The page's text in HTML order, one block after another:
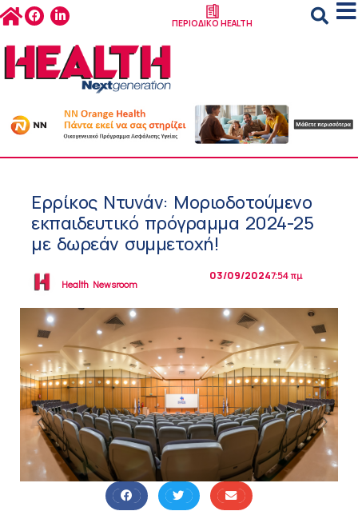
ΠΕΡΙΟΔΙΚΟ HEALTH
Ερρίκος Ντυνάν: Μοριοδοτούμενο
εκπαιδευτικό πρόγραμμα 2024-25
με δωρεάν συμμετοχή!
Health Newsroom
03/09/20247:54 πμ